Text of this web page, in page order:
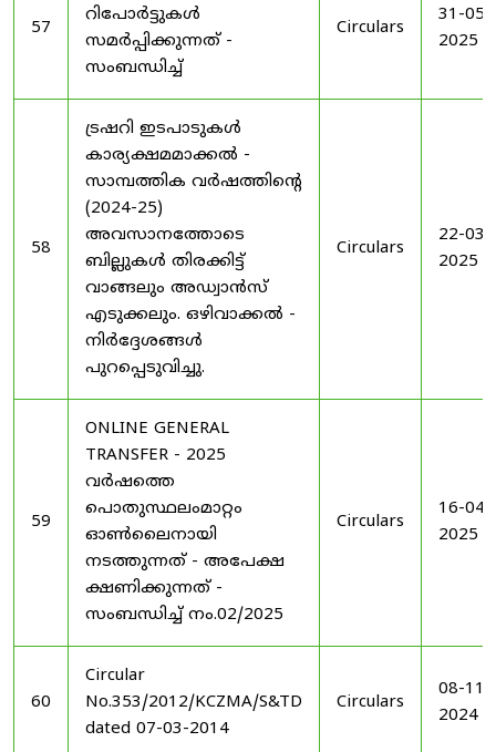
57
റിപോർട്ടുകൾ
സമർപ്പിക്കുന്നത് -
സംബന്ധിച്ച്
Circulars
31-05-
2025
58
ട്രഷറി ഇടപാടുകൾ
കാര്യക്ഷമമാക്കൽ -
സാമ്പത്തിക വർഷത്തിന്റെ
(2024-25)
അവസാനത്തോടെ
ബില്ലുകൾ തിരക്കിട്ട്
വാങ്ങലും അഡ്വാൻസ്
എടുക്കലും. ഒഴിവാക്കൽ -
നിർദ്ദേശങ്ങൾ
പുറപ്പെടുവിച്ചു.
Circulars
22-03-
2025
59
ONLINE GENERAL
TRANSFER - 2025
വർഷത്തെ
പൊതുസ്ഥലംമാറ്റം
ഓൺലൈനായി
നടത്തുന്നത് - അപേക്ഷ
ക്ഷണിക്കുന്നത് -
സംബന്ധിച്ച് നം.02/2025
Circulars
16-04-
2025
60
Circular
No.353/2012/KCZMA/S&TD
dated 07-03-2014
Circulars
08-11-
2024